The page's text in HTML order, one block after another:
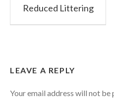
Reduced Littering
LEAVE A REPLY
Your email address will not be